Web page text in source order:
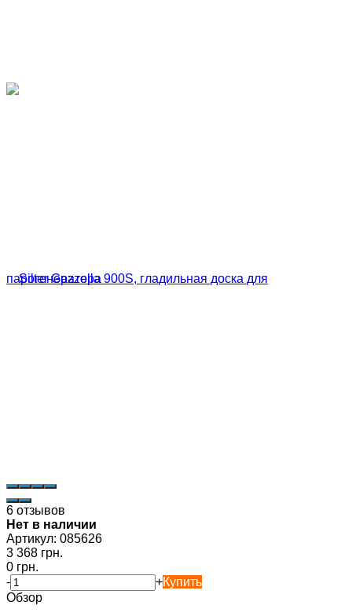
6 отзывов
Нет в наличии
Артикул: 085626
3 368 грн.
0 грн.
-
+Купить
Обзор